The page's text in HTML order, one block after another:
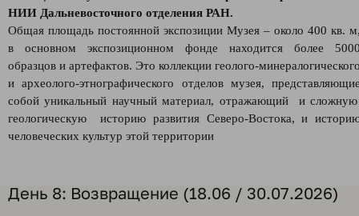
НИИ Дальневосточного отделения РАН.
Общая площадь постоянной экспозиции Музея – около 400 кв.
в основном экспозиционном фонде находится более
образцов и артефактов. Это коллекции геолого-
и археолого-этнографического отделов музея,
собой уникальный научный материал, отражающий и
геологическую историю развития Северо-Востока, и
человеческих культур этой территории
День 8: Возвращение (18.06 / 30.07.2026)